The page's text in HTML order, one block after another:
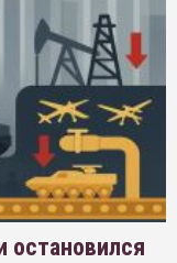
остановился